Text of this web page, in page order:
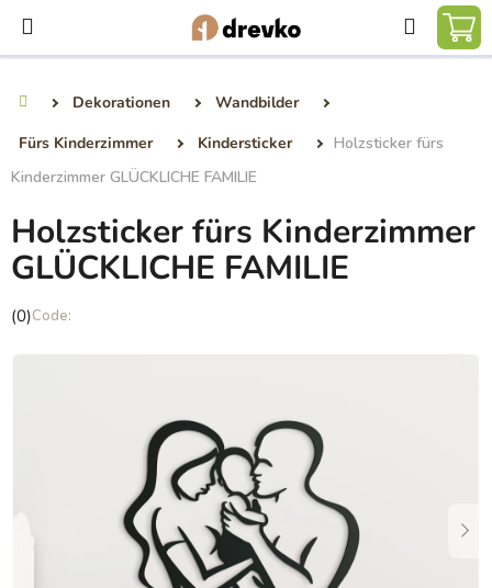
Inhalt
springen
Suchen
Dekorationen
Wandbilder
Fürs Kinderzimmer
Kindersticker
Holzsticker fürs
Kinderzimmer GLÜCKLICHE FAMILIE
Holzsticker fürs Kinderzimmer
GLÜCKLICHE FAMILIE
Die
(0)